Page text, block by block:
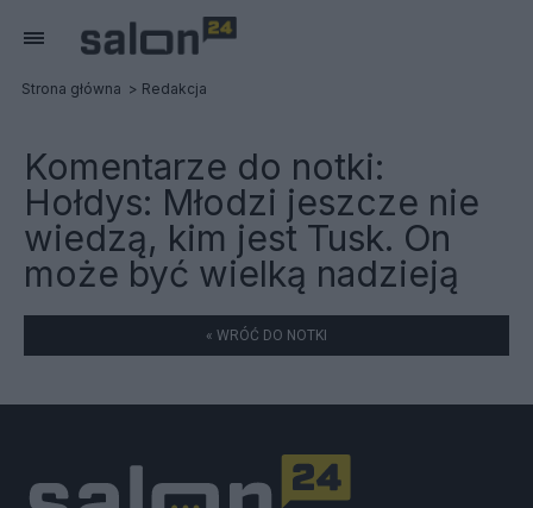
Strona główna Redakcja
Komentarze do notki:
Hołdys: Młodzi jeszcze nie
wiedzą, kim jest Tusk. On
może być wielką nadzieją
« WRÓĆ DO NOTKI